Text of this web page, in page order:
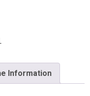
Information